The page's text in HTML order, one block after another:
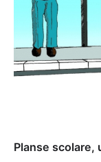
Planse scolare,